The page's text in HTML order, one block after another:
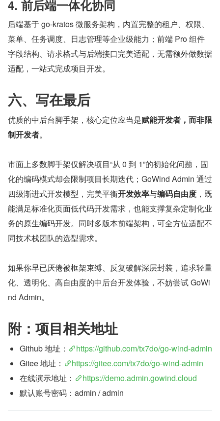
4. 前后端一体化协同
后端基于 go-kratos 微服务架构，内置完整的租户、权限、
菜单、任务调度、日志管理等企业级能力；前端 Pro 组件
字段结构、请求格式与后端接口完美适配，无需额外做数据
适配，一站式完成项目开发。
六、写在最后
优质的中后台脚手架，核心定位应当是赋能开发者，而非限
制开发者。
市面上多数脚手架仅解决项目“从 0 到 1”的初始化问题，固
化的编码模式却会限制项目长期迭代；GoWind Admin 通过
四级渐进式开发模型，完美平衡开发效率与编码自由度 ，既
能满足标准化页面低代码开发需求，也能支撑复杂定制化业
务的原生编码开发。同时多版本前端架构，可全方位适配不
同技术栈团队的选型需求。
如果你早已厌倦被框架束缚、反复破解深层封装，追求轻量
化、透明化、高自由度的中后台开发体验，不妨尝试 GoWi
nd Admin。
附：项目相关地址
Github 地址：
https://github.com/tx7do/go-wind-admin
Gitee 地址：
https://gitee.com/tx7do/go-wind-admin
在线演示地址：
https://demo.admin.gowind.cloud
默认账号密码：admin / admin